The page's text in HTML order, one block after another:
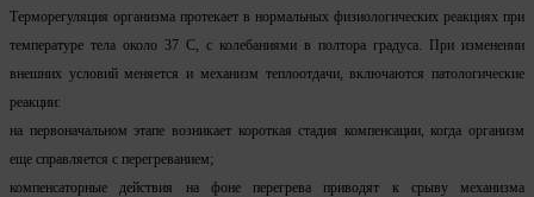
Терморегуляция организма протекает в нормальных физиологических реакциях при
температуре тела около 37 С, с колебаниями в полтора градуса. При изменении
внешних условий меняется и механизм теплоотдачи, включаются патологические
реакции:
на первоначальном этапе возникает короткая стадия компенсации, когда организм
еще справляется с перегреванием;
компенсаторные действия на фоне перегрева приводят к срыву механизма